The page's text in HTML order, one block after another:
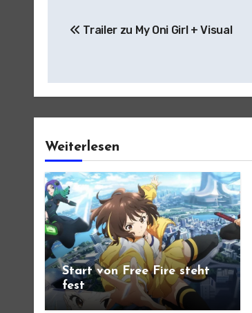
Trailer zu My Oni Girl + Visual
Weiterlesen
Start von Free Fire steht
fest